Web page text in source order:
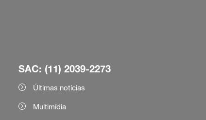
SAC: (11) 2039-2273
Últimas notícias
Multimídia